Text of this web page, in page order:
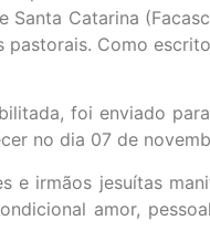
Catarina
Como
foi enviado
no dia 07 de
e irmãos jesuítas
amor,